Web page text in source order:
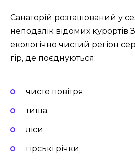
Санаторій розташований у
неподалік відомих курортів
екологічно чистий регіон
гір, де поєднуються:
чисте повітря;
тиша;
ліси;
гірські річки;